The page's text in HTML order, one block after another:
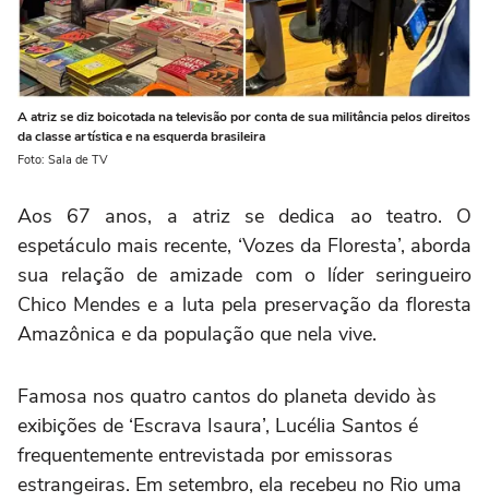
A atriz se diz boicotada na televisão por conta de sua militância pelos direitos
da classe artística e na esquerda brasileira
Foto: Sala de TV
Aos 67 anos, a atriz se dedica ao teatro. O
espetáculo mais recente, ‘Vozes da Floresta’, aborda
sua relação de amizade com o líder seringueiro
Chico Mendes e a luta pela preservação da floresta
Amazônica e da população que nela vive.
Famosa nos quatro cantos do planeta devido às
exibições de ‘Escrava Isaura’, Lucélia Santos é
frequentemente entrevistada por emissoras
estrangeiras. Em setembro, ela recebeu no Rio uma